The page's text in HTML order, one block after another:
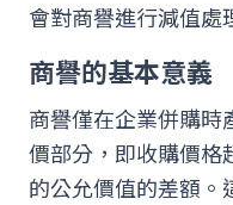
會對商譽進行減值處
商譽的基本意義
商譽僅在企業併購時
價部分，即收購價格
的公允價值的差額。